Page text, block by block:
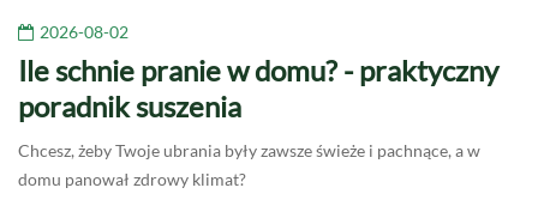
2026-08-02
Ile schnie pranie w domu? - praktyczny
poradnik suszenia
Chcesz, żeby Twoje ubrania były zawsze świeże i pachnące, a w
domu panował zdrowy klimat?